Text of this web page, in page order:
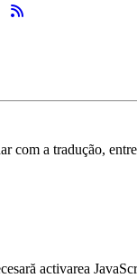
Feed RSS
a tradução,
activarea